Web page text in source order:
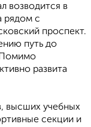
возводится в
рядом с
проспект.
путь до
Помимо
развита
высших учебных
секции и